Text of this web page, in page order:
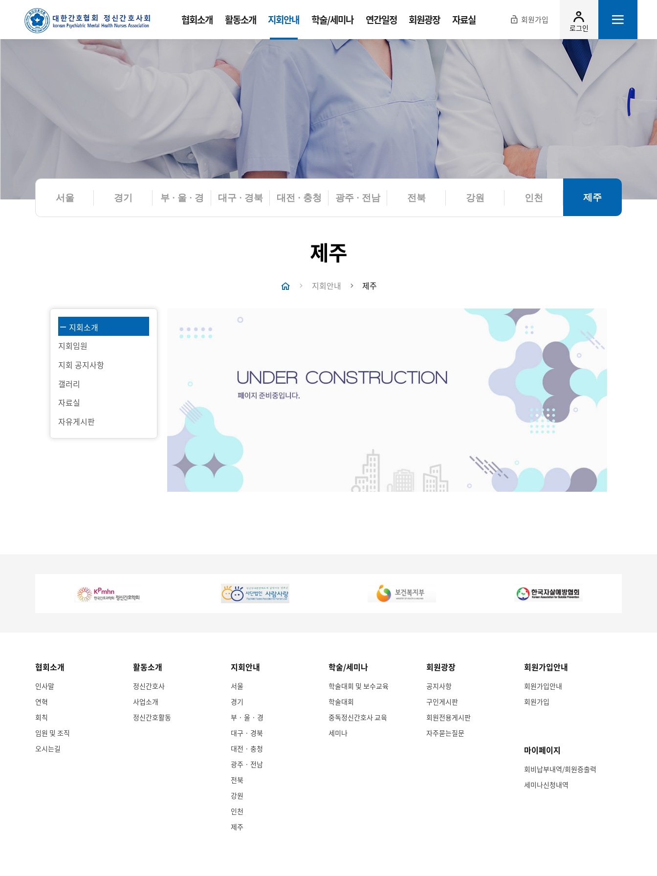
협회소개 활동소개 지회안내 학술/세미나 연간일정 회원광장 자료실 회원가입
로그인
서울 경기 부 · 울 · 경 대구 · 경북 대전 · 충청 광주 · 전남 전북 강원 인천 제주
제주
지회안내 제주
지회소개
지회임원
지회 공지사항
갤러리
자료실
자유게시판
협회소개
인사말
연혁
회칙
임원 및 조직
오시는길
활동소개
정신간호사
사업소개
정신간호활동
지회안내
서울
경기
부 · 울 · 경
대구 · 경북
대전 · 충청
광주 · 전남
전북
강원
인천
제주
학술/세미나
학술대회 및 보수교육
학술대회
중독정신간호사 교육
세미나
회원광장
공지사항
구인게시판
회원전용게시판
자주묻는질문
회원가입안내
회원가입안내
회원가입
마이페이지
회비납부내역/회원증출력
세미나신청내역